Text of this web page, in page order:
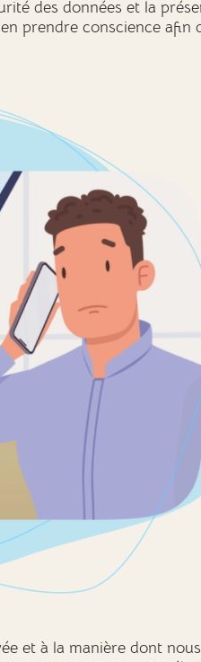
des données et la
prendre conscience afin
et à la manière dont